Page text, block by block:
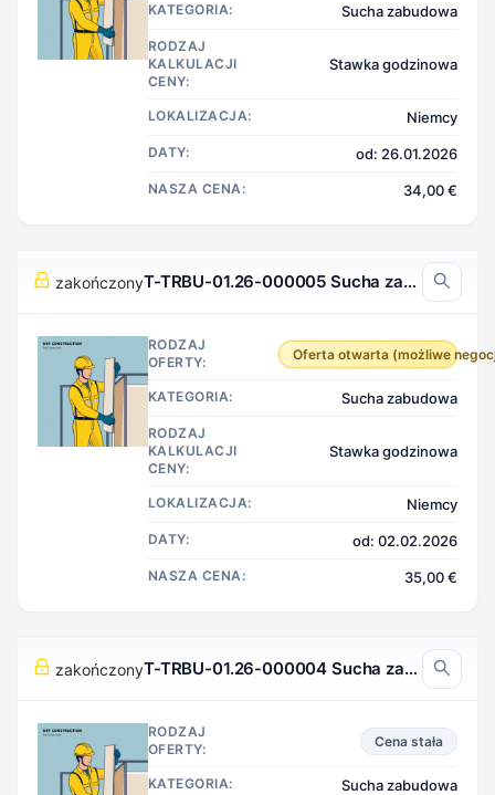
KATEGORIA: Sucha zabudowa
RODZAJ
KALKULACJI
CENY:
Stawka godzinowa
LOKALIZACJA: Niemcy
DATY: od: 26.01.2026
NASZA CENA: 34,00 €
zakończony T-TRBU-01.26-000005 Sucha zabudowa, Niemcy
RODZAJ
OFERTY:
Oferta otwarta (możliwe
KATEGORIA: Sucha zabudowa
RODZAJ
KALKULACJI
CENY:
Stawka godzinowa
LOKALIZACJA: Niemcy
DATY: od: 02.02.2026
NASZA CENA: 35,00 €
zakończony T-TRBU-01.26-000004 Sucha zabudowa, Niemcy
RODZAJ
OFERTY:
Cena stała
KATEGORIA: Sucha zabudowa